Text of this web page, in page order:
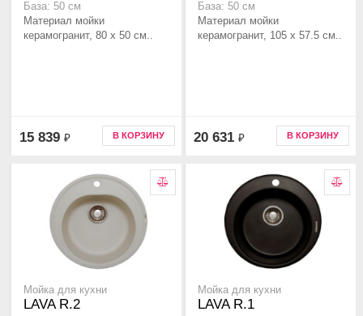
База: 50 см
Материал мойки
керамогранит, 80 x 50 см..
15 839 ₽ В КОРЗИНУ
База: 50 см
Материал мойки
керамогранит, 105 x 57.5 см..
20 631 ₽ В КОРЗИНУ
Мойка для кухни
LAVA R.2
Мойка для кухни
LAVA R.1